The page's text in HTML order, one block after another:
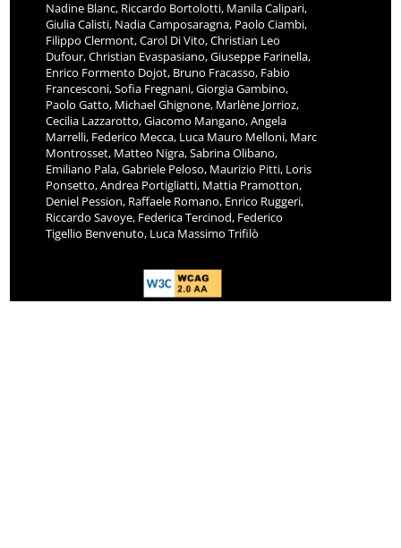
Nadine Blanc, Riccardo Bortolotti, Manila Calipari,
Giulia Calisti, Nadia Camposaragna, Paolo Ciambi,
Filippo Clermont, Carol Di Vito, Christian Leo
Dufour, Christian Evaspasiano, Giuseppe Farinella,
Enrico Formento Dojot, Bruno Fracasso, Fabio
Francesconi, Sofia Fregnani, Giorgia Gambino,
Paolo Gatto, Michael Ghignone, Marlène Jorrioz,
Cecilia Lazzarotto, Giacomo Mangano, Angela
Marrelli, Federico Mecca, Luca Mauro Melloni, Marc
Montrosset, Matteo Nigra, Sabrina Olibano,
Emiliano Pala, Gabriele Peloso, Maurizio Pitti, Loris
Ponsetto, Andrea Portigliatti, Mattia Pramotton,
Deniel Pession, Raffaele Romano, Enrico Ruggeri,
Riccardo Savoye, Federica Tercinod, Federico
Tigellio Benvenuto, Luca Massimo Trifilò